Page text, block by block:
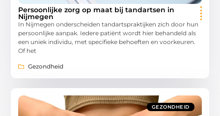
Persoonlijke zorg op maat bij tandartsen in
Nijmegen
In Nijmegen onderscheiden tandartspraktijken zich door hun
persoonlijke aanpak. Iedere patiënt wordt hier behandeld als
een uniek individu, met specifieke behoeften en voorkeuren.
Of het
Gezondheid
GEZONDHEID